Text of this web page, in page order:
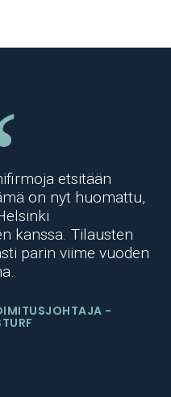
etsitään
on nyt huomattu,
kanssa. Tilausten
parin viime vuoden
-